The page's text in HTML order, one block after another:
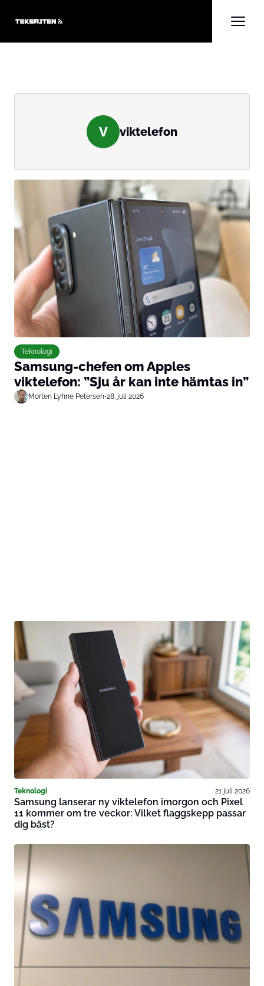
V viktelefon
Teknologi
Samsung-chefen om Apples
viktelefon: ”Sju år kan inte hämtas in”
Morten Lyhne Petersen•28. juli 2026
Teknologi 21 juli 2026
Samsung lanserar ny viktelefon imorgon och Pixel
11 kommer om tre veckor: Vilket flaggskepp passar
dig bäst?